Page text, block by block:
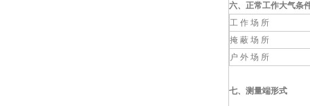
六、 正常工作大气条
工 作 场 所
掩 蔽 场 所
户 外 场 所
七、 测量端形式